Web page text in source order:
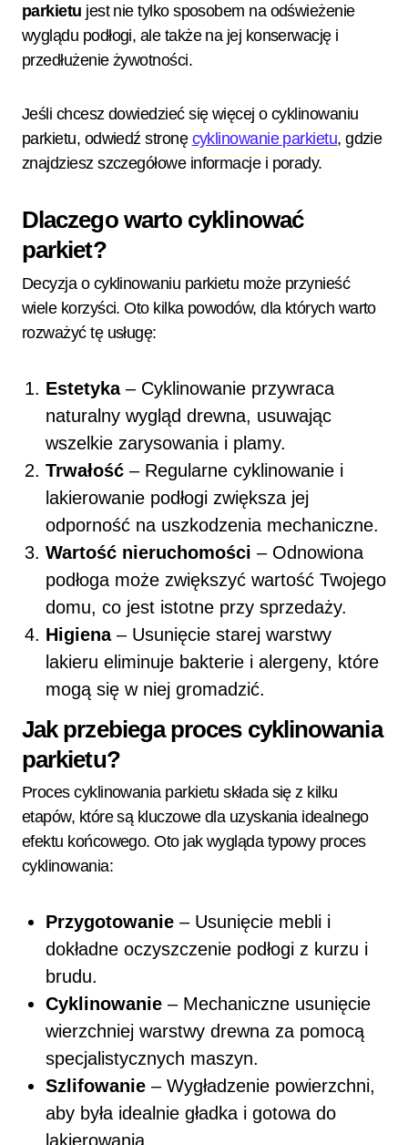
parkietu jest nie tylko sposobem na odświeżenie
wyglądu podłogi, ale także na jej konserwację i
przedłużenie żywotności.
Jeśli chcesz dowiedzieć się więcej o cyklinowaniu
parkietu, odwiedź stronę cyklinowanie parkietu, gdzie
znajdziesz szczegółowe informacje i porady.
Dlaczego warto cyklinować
parkiet?
Decyzja o cyklinowaniu parkietu może przynieść
wiele korzyści. Oto kilka powodów, dla których warto
rozważyć tę usługę:
Estetyka– Cyklinowanie przywraca
naturalny wygląd drewna, usuwając
wszelkie zarysowania i plamy.
Trwałość– Regularne cyklinowanie i
lakierowanie podłogi zwiększa jej
odporność na uszkodzenia mechaniczne.
Wartość nieruchomości – Odnowiona
podłoga może zwiększyć wartość Twojego
domu, co jest istotne przy sprzedaży.
Higiena– Usunięcie starej warstwy
lakieru eliminuje bakterie i alergeny, które
mogą się w niej gromadzić.
Jak przebiega proces cyklinowania
parkietu?
Proces cyklinowania parkietu składa się z kilku
etapów, które są kluczowe dla uzyskania idealnego
efektu końcowego. Oto jak wygląda typowy proces
cyklinowania:
Przygotowanie– Usunięcie mebli i
dokładne oczyszczenie podłogi z kurzu i
brudu.
Cyklinowanie– Mechaniczne usunięcie
wierzchniej warstwy drewna za pomocą
specjalistycznych maszyn.
Szlifowanie– Wygładzenie powierzchni,
aby była idealnie gładka i gotowa do
lakierowania.